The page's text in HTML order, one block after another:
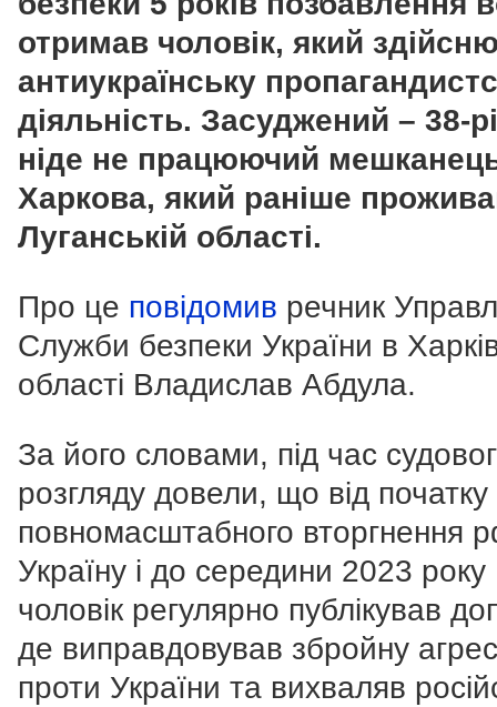
отримав чоловік, який
антиукраїнську
діяльність. Засуджений – 38-
ніде не працюючий
Харкова, який раніше
Луганській області.
Про це повідомив речник
Служби безпеки України в
області Владислав Абдула.
За його словами, під час
розгляду довели, що від початку
повномасштабного вторгнення
Україну і до середини 2023 року
чоловік регулярно публікував
де виправдовував збройну
проти України та вихваляв